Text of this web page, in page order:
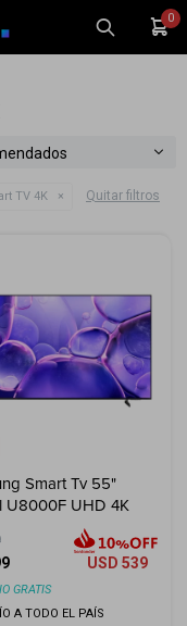
0
TV 4K Quitar filtros
Smart Tv 55"
U8000F UHD 4K
USD 539
GRATIS
A TODO EL PAÍS